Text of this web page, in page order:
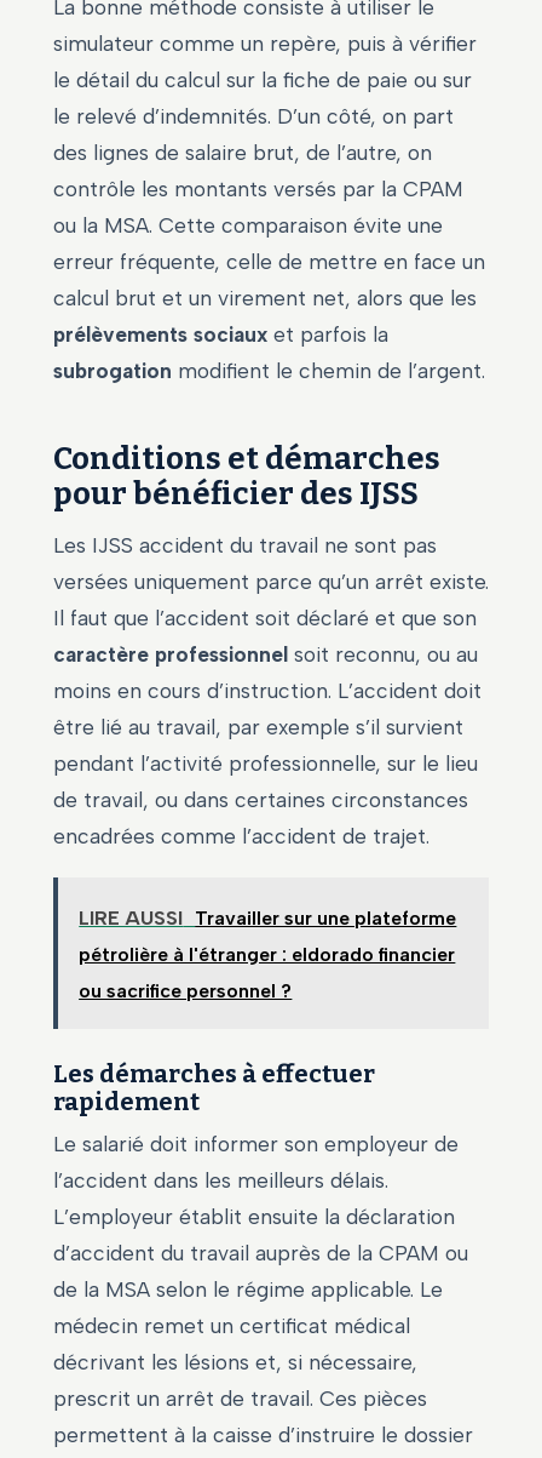
La bonne méthode consiste à utiliser le
simulateur comme un repère, puis à vérifier
le détail du calcul sur la fiche de paie ou sur
le relevé d’indemnités. D’un côté, on part
des lignes de salaire brut, de l’autre, on
contrôle les montants versés par la CPAM
ou la MSA. Cette comparaison évite une
erreur fréquente, celle de mettre en face un
calcul brut et un virement net, alors que les
prélèvements sociaux et parfois la
subrogation modifient le chemin de l’argent.
Conditions et démarches
pour bénéficier des IJSS
Les IJSS accident du travail ne sont pas
versées uniquement parce qu’un arrêt existe.
Il faut que l’accident soit déclaré et que son
caractère professionnel soit reconnu, ou au
moins en cours d’instruction. L’accident doit
être lié au travail, par exemple s’il survient
pendant l’activité professionnelle, sur le lieu
de travail, ou dans certaines circonstances
encadrées comme l’accident de trajet.
LIRE AUSSI Travailler sur une plateforme
pétrolière à l'étranger : eldorado financier
ou sacrifice personnel ?
Les démarches à effectuer
rapidement
Le salarié doit informer son employeur de
l’accident dans les meilleurs délais.
L’employeur établit ensuite la déclaration
d’accident du travail auprès de la CPAM ou
de la MSA selon le régime applicable. Le
médecin remet un certificat médical
décrivant les lésions et, si nécessaire,
prescrit un arrêt de travail. Ces pièces
permettent à la caisse d’instruire le dossier